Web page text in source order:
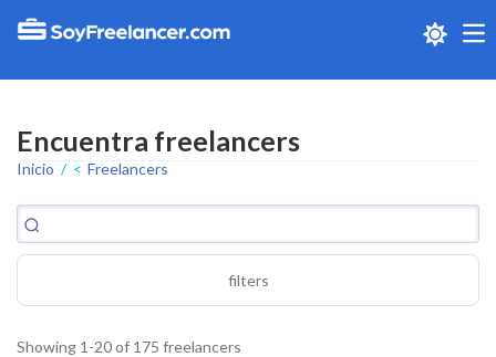
Encuentra freelancers
Inicio Freelancers
filters
Showing 1-20 of 175 freelancers